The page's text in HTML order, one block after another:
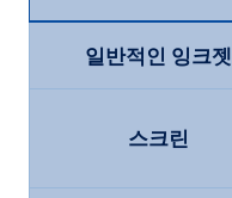
일반적인 잉크젯
스크린